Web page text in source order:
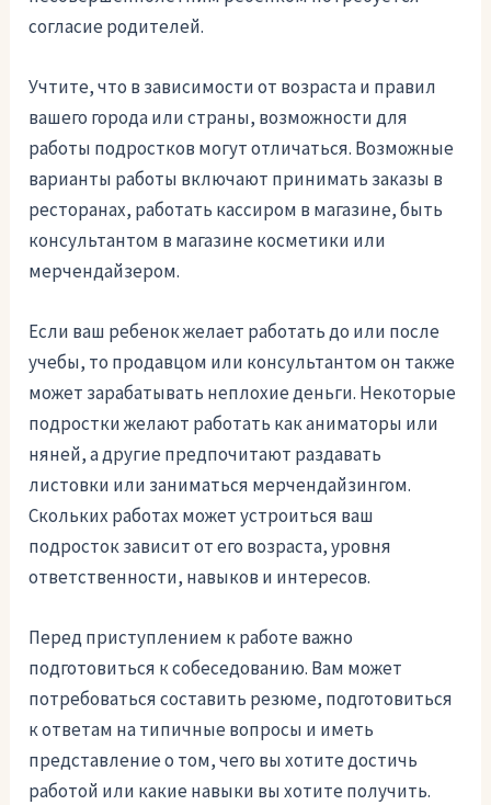
согласие родителей.
Учтите, что в зависимости от возраста и правил
вашего города или страны, возможности для
работы подростков могут отличаться. Возможные
варианты работы включают принимать заказы в
ресторанах, работать кассиром в магазине, быть
консультантом в магазине косметики или
мерчендайзером.
Если ваш ребенок желает работать до или после
учебы, то продавцом или консультантом он также
может зарабатывать неплохие деньги. Некоторые
подростки желают работать как аниматоры или
няней, а другие предпочитают раздавать
листовки или заниматься мерчендайзингом.
Скольких работах может устроиться ваш
подросток зависит от его возраста, уровня
ответственности, навыков и интересов.
Перед приступлением к работе важно
подготовиться к собеседованию. Вам может
потребоваться составить резюме, подготовиться
к ответам на типичные вопросы и иметь
представление о том, чего вы хотите достичь
работой или какие навыки вы хотите получить.